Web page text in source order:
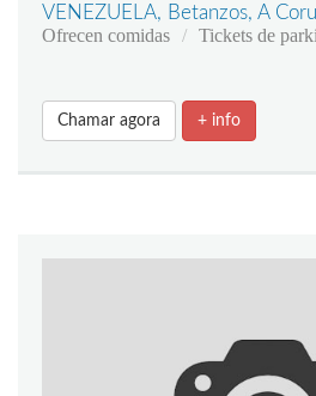
VENEZUELA, Betanzos, A
Ofrecen comidas
Tickets de
Chamar agora + info